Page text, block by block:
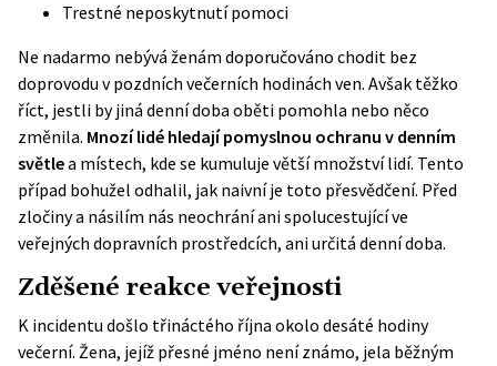
Trestné neposkytnutí pomoci
Ne nadarmo nebývá ženám doporučováno chodit bez
doprovodu v pozdních večerních hodinách ven. Avšak těžko
říct, jestli by jiná denní doba oběti pomohla nebo něco
změnila. Mnozí lidé hledají pomyslnou ochranu v denním
světlea místech, kde se kumuluje větší množství lidí. Tento
případ bohužel odhalil, jak naivní je toto přesvědčení. Před
zločiny a násilím nás neochrání ani spolucestující ve
veřejných dopravních prostředcích, ani určitá denní doba.
Zděšené reakce veřejnosti
K incidentu došlo třináctého října okolo desáté hodiny
večerní. Žena, jejíž přesné jméno není známo, jela běžným